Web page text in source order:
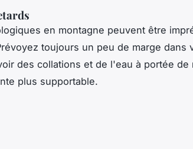
en montagne peuvent être
toujours un peu de marge dans
des collations et de l'eau à portée de
plus supportable.